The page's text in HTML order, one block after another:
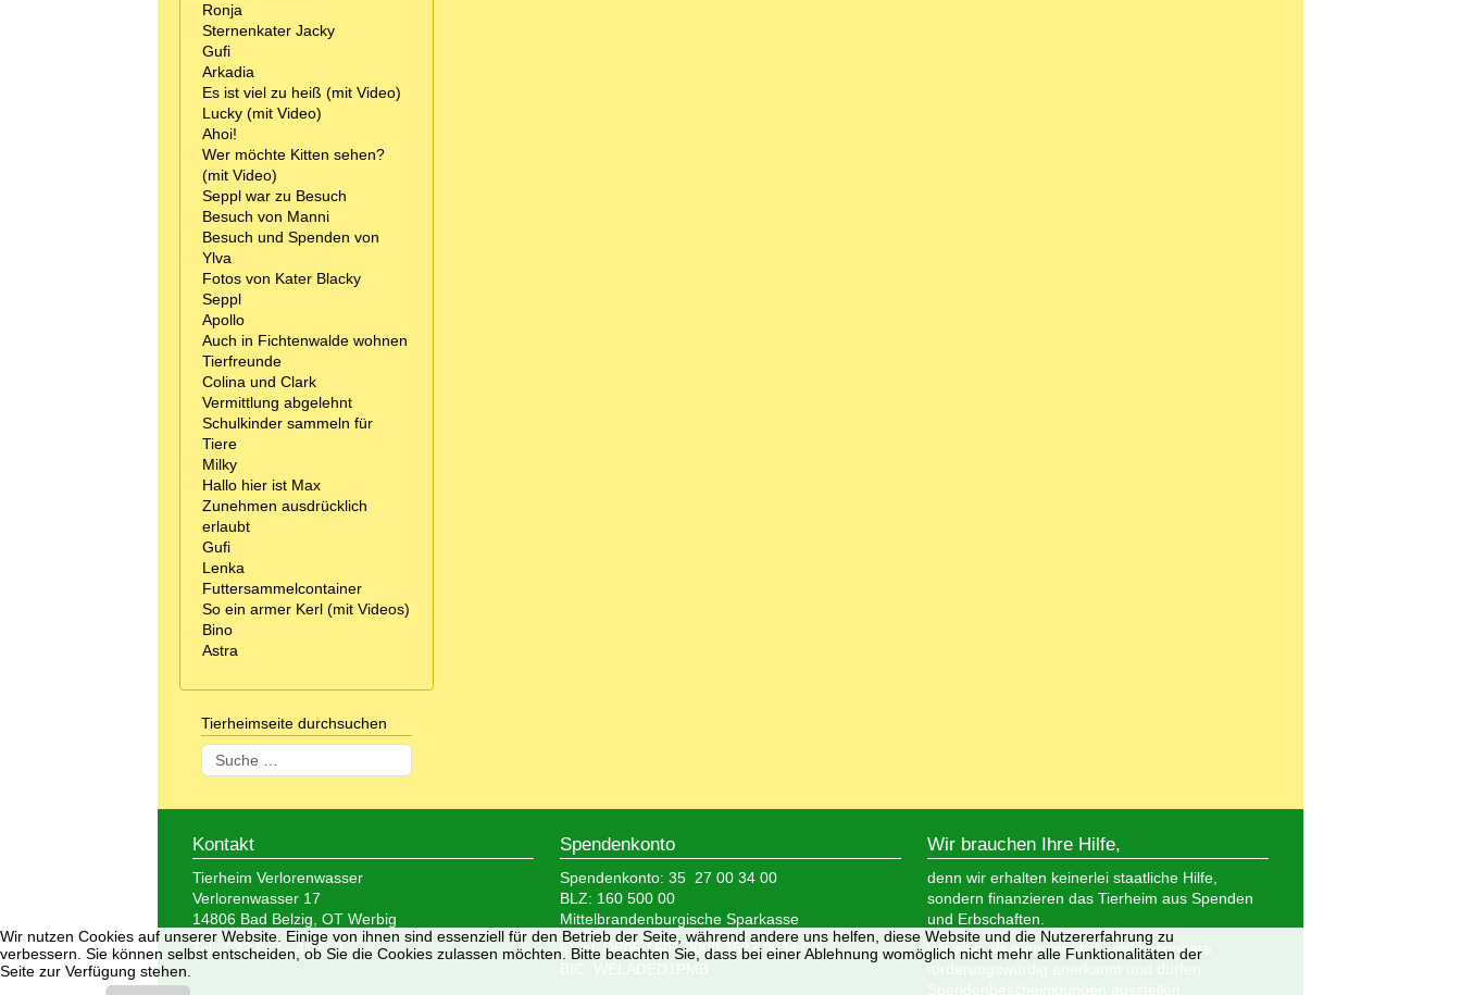
Ronja
Sternenkater Jacky
Gufi
Arkadia
Es ist viel zu heiß (mit Video)
Lucky (mit Video)
Ahoi!
Wer möchte Kitten sehen?
(mit Video)
Seppl war zu Besuch
Besuch von Manni
Besuch und Spenden von
Ylva
Fotos von Kater Blacky
Seppl
Apollo
Auch in Fichtenwalde wohnen
Tierfreunde
Colina und Clark
Vermittlung abgelehnt
Schulkinder sammeln für
Tiere
Milky
Hallo hier ist Max
Zunehmen ausdrücklich
erlaubt
Gufi
Lenka
Futtersammelcontainer
So ein armer Kerl (mit Videos)
Bino
Astra
Tierheimseite durchsuchen
Suchen
Kontakt
Tierheim Verlorenwasser
Verlorenwasser 17
14806 Bad Belzig, OT Werbig
Tel.: 033 847 - 41 890
Spendenkonto
Spendenkonto: 35 27 00 34 00
BLZ: 160 500 00
Mittelbrandenburgische Sparkasse
IBAN: DE05 1605 0000 3527 0034 00
BIC: WELADED1PMB
Wir brauchen Ihre Hilfe,
denn wir erhalten keinerlei staatliche Hilfe,
sondern finanzieren das Tierheim aus Spenden
und Erbschaften.
Wir sind als gemeinnützig und besonders
förderungswürdig anerkannt und dürfen
Spendenbescheinigungen ausstellen.
Wir nutzen Cookies auf unserer Website. Einige von ihnen sind essenziell für den Betrieb der Seite, während andere uns helfen, diese Website und die Nutzererfahrung zu
verbessern. Sie können selbst entscheiden, ob Sie die Cookies zulassen möchten. Bitte beachten Sie, dass bei einer Ablehnung womöglich nicht mehr alle Funktionalitäten der
Seite zur Verfügung stehen.